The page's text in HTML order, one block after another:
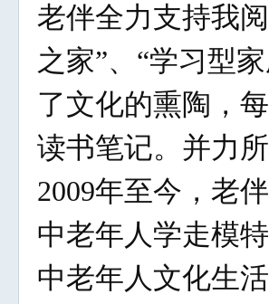
老伴全力支持我
之家”、“学习型
了文化的熏陶，
读书笔记。并力
2009年至今，老
中老年人学走模
中老年人文化生